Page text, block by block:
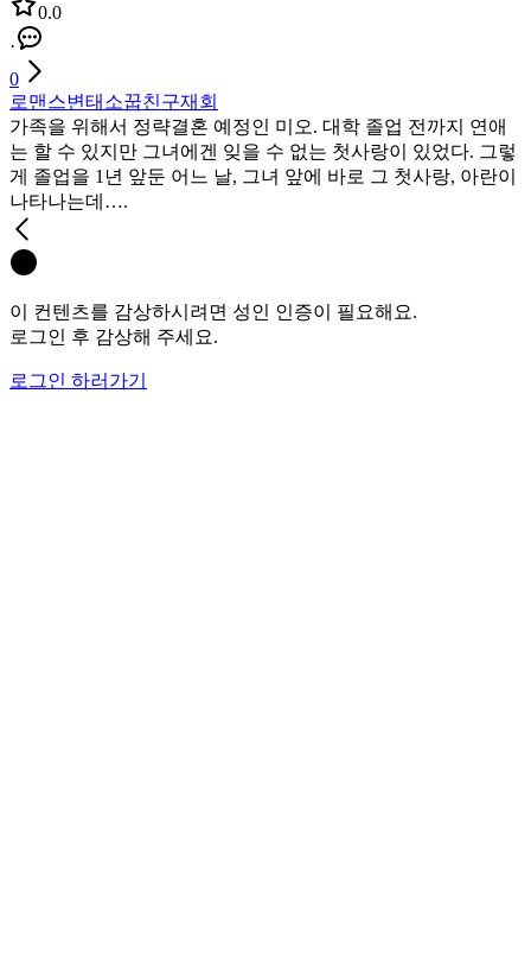
0.0
·
0
로맨스변태 소꿉친구재회
가족을 위해서 정략결혼 예정인 미오. 대학 졸업 전까지 연애
는 할 수 있지만 그녀에겐 잊을 수 없는 첫사랑이 있었다. 그렇
게 졸업을 1년 앞둔 어느 날, 그녀 앞에 바로 그 첫사랑, 아란이
나타나는데….
이 컨텐츠를 감상하시려면 성인 인증이 필요해요.
로그인 후 감상해 주세요.
로그인 하러가기